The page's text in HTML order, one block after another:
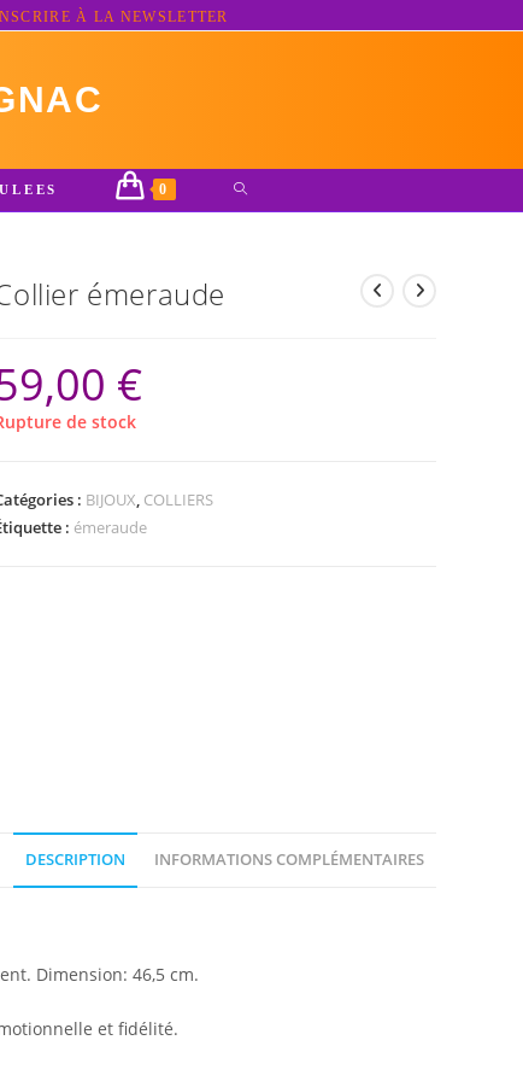
À LA NEWSLETTER
0 TOGGLE
émeraude
€
de stock
: BIJOUX, COLLIERS
: émeraude
DESCRIPTION INFORMATIONS COMPLÉMENTAIRES
Dimension: 46,5 cm.
et fidélité.